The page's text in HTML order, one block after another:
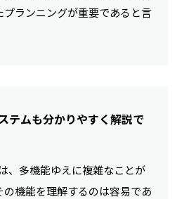
プランニングが重要であると言
テムも分かりやすく解説で
、多機能ゆえに複雑なことが
機能を理解するのは容易であ